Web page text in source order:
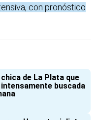
con pronóstico
de La Plata que
buscada